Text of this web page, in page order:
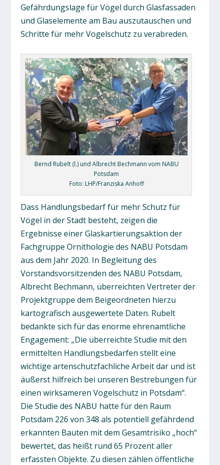
Gefährdungslage für Vögel durch Glasfassaden
und Glaselemente am Bau auszutauschen und
Schritte für mehr Vogelschutz zu verabreden.
Bernd Rubelt (l.) und Albrecht Bechmann vom NABU
Potsdam
Foto: LHP/Franziska Anhoff
Dass Handlungsbedarf für mehr Schutz für
Vögel in der Stadt besteht, zeigen die
Ergebnisse einer Glaskartierungsaktion der
Fachgruppe Ornithologie des NABU Potsdam
aus dem Jahr 2020. In Begleitung des
Vorstandsvorsitzenden des NABU Potsdam,
Albrecht Bechmann, überreichten Vertreter der
Projektgruppe dem Beigeordneten hierzu
kartografisch ausgewertete Daten. Rubelt
bedankte sich für das enorme ehrenamtliche
Engagement: „Die überreichte Studie mit den
ermittelten Handlungsbedarfen stellt eine
wichtige artenschutzfachliche Arbeit dar und ist
äußerst hilfreich bei unseren Bestrebungen für
einen wirksameren Vogelschutz in Potsdam“.
Die Studie des NABU hatte für den Raum
Potsdam 226 von 348 als potentiell gefährdend
erkannten Bauten mit dem Gesamtrisiko „hoch“
bewertet, das heißt rund 65 Prozent aller
erfassten Objekte. Zu diesen zählen öffentliche